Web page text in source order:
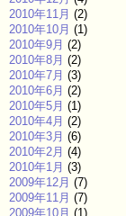
2010年11月 (2)
2010年10月 (1)
2010年9月 (2)
2010年8月 (2)
2010年7月 (3)
2010年6月 (2)
2010年5月 (1)
2010年4月 (2)
2010年3月 (6)
2010年2月 (4)
2010年1月 (3)
2009年12月 (7)
2009年11月 (7)
2009年10月 (1)